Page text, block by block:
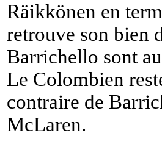
Räikkönen en
retrouve son bien
Barrichello sont
Le Colombien
contraire de
McLaren.